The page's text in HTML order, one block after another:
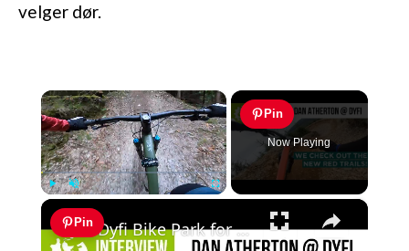
velger dør.
×
Pin
Now Playing
×
Pin Dyfi Bike Park for Mortals - the new red trails are open